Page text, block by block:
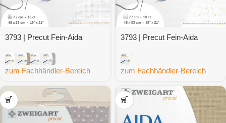
3793 | Precut Fein-Aida
zum Fachhändler-Bereich
3793 | Precut Fein-Aida
zum Fachhändler-Bereich